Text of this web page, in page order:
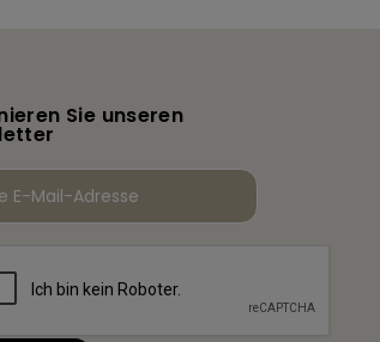
Sie unseren